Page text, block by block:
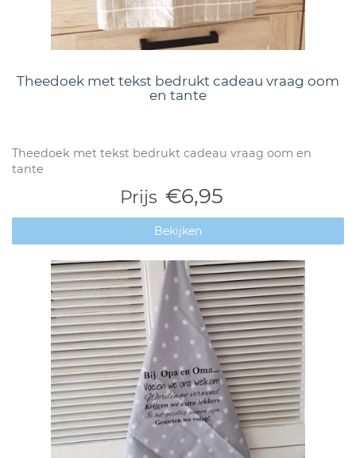
Theedoek met tekst bedrukt cadeau vraag oom
en tante
Theedoek met tekst bedrukt cadeau vraag oom en
tante
Prijs €6,95
Bekijken